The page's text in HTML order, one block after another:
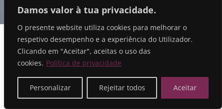
Damos valor à tua privacidade.
O presente website utiliza cookies para melhorar o
respetivo desempenho e a experiência do Utilizador.
Clicando em "Aceitar", aceitas o uso das
cookies. Política de privacidade
Personalizar Rejeitar todos Aceitar